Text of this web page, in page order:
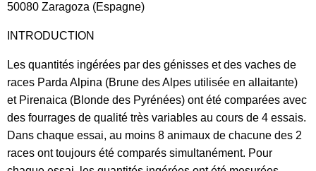
50080 Zaragoza (Espagne)
INTRODUCTION
Les quantités ingérées par des génisses et des vaches de
races Parda Alpina (Brune des Alpes utilisée en allaitante)
et Pirenaica (Blonde des Pyrénées) ont été comparées avec
des fourrages de qualité très variables au cours de 4 essais.
Dans chaque essai, au moins 8 animaux de chacune des 2
races ont toujours été comparés simultanément. Pour